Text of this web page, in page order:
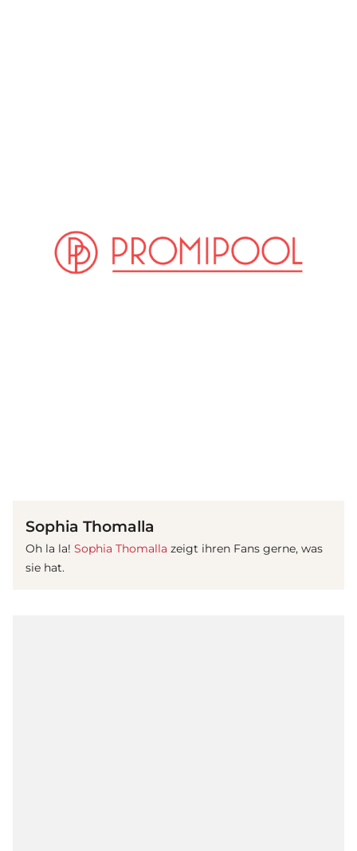
Sophia Thomalla
Oh la la! Sophia Thomalla zeigt ihren Fans gerne, was
sie hat.